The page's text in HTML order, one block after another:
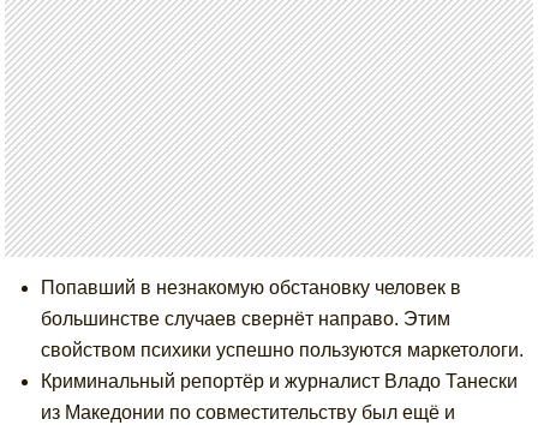
Попавший в незнакомую обстановку человек в
большинстве случаев свернёт направо. Этим
свойством психики успешно пользуются маркетологи.
Криминальный репортёр и журналист Владо Танески
из Македонии по совместительству был ещё и